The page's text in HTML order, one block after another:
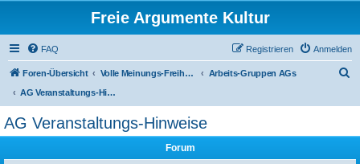
Freie Argumente Kultur
FAQ Anmelden
Registrieren
Foren-Übersicht Volle Meinungs-Freiheit mit 'Vorhang-System' -- frei dosierter Zugang zu allen Inhalten und AGs
Arbeits-Gruppen AGs
AG Veranstaltungs-Hinweise
AG Veranstaltungs-Hinweise
Forum